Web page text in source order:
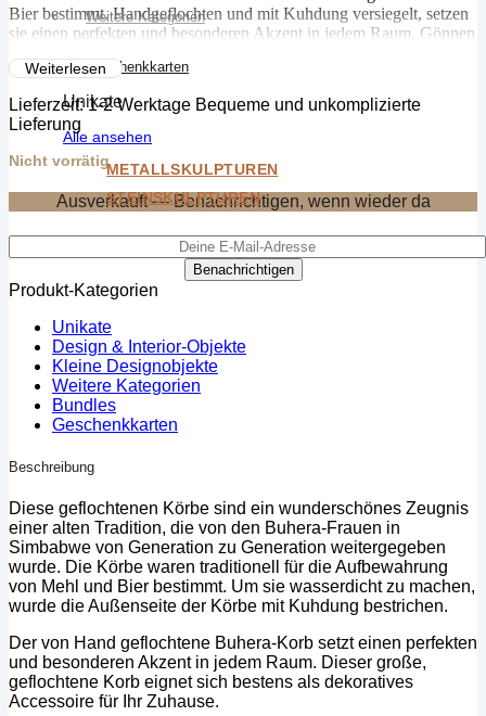
Weitere Kategorien
Bundle
Geschenkkarten
Unikate
Alle ansehen
METALLSKULPTUREN
STEINSKULPTUREN
Bier bestimmt. Handgeflochten und mit Kuhdung versiegelt, setzen
sie einen perfekten und besonderen Akzent in jedem Raum. Gönnen
Zuhause.
Weiterlesen
Lieferzeit:1-2 Werktage Bequeme und unkomplizierte
Lieferung
Nicht vorrätig
Ausverkauft — Benachrichtigen, wenn wieder da
Benachrichtigen
Produkt-Kategorien
Unikate
Design & Interior-Objekte
Kleine Designobjekte
Weitere Kategorien
Bundles
Geschenkkarten
Beschreibung
Diese geflochtenen Körbe sind ein wunderschönes Zeugnis
einer alten Tradition, die von den Buhera-Frauen in
Simbabwe von Generation zu Generation weitergegeben
wurde. Die Körbe waren traditionell für die Aufbewahrung
von Mehl und Bier bestimmt. Um sie wasserdicht zu machen,
wurde die Außenseite der Körbe mit Kuhdung bestrichen.
Der von Hand geflochtene Buhera-Korb setzt einen perfekten
und besonderen Akzent in jedem Raum. Dieser große,
geflochtene Korb eignet sich bestens als dekoratives
Accessoire für Ihr Zuhause.